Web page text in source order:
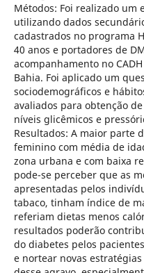
Métodos: Foi realizado um
utilizando dados
cadastrados no programa
40 anos e portadores de
acompanhamento no
Bahia. Foi aplicado um
sociodemográficos e
avaliados para obtenção
níveis glicêmicos e
Resultados: A maior parte
feminino com média de
zona urbana e com baixa
pode-se perceber que as
apresentadas pelos
tabaco, tinham índice de
referiam dietas menos
resultados poderão
do diabetes pelos
e nortear novas